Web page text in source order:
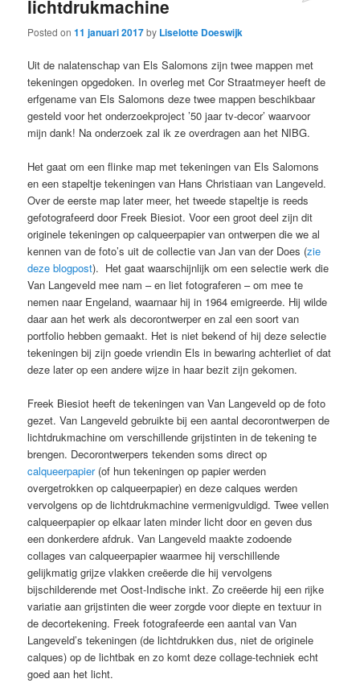
lichtdrukmachine
Posted on11 januari 2017by Liselotte Doeswijk
Uit de nalatenschap van Els Salomons zijn twee mappen met
tekeningen opgedoken. In overleg met Cor Straatmeyer heeft de
erfgename van Els Salomons deze twee mappen beschikbaar
gesteld voor het onderzoekproject ’50 jaar tv-decor’ waarvoor
mijn dank! Na onderzoek zal ik ze overdragen aan het NIBG.
Het gaat om een flinke map met tekeningen van Els Salomons
en een stapeltje tekeningen van Hans Christiaan van Langeveld.
Over de eerste map later meer, het tweede stapeltje is reeds
gefotografeerd door Freek Biesiot. Voor een groot deel zijn dit
originele tekeningen op calqueerpapier van ontwerpen die we al
kennen van de foto’s uit de collectie van Jan van der Does (zie
deze blogpost). Het gaat waarschijnlijk om een selectie werk die
Van Langeveld mee nam – en liet fotograferen – om mee te
nemen naar Engeland, waarnaar hij in 1964 emigreerde. Hij wilde
daar aan het werk als decorontwerper en zal een soort van
portfolio hebben gemaakt. Het is niet bekend of hij deze selectie
tekeningen bij zijn goede vriendin Els in bewaring achterliet of dat
deze later op een andere wijze in haar bezit zijn gekomen.
Freek Biesiot heeft de tekeningen van Van Langeveld op de foto
gezet. Van Langeveld gebruikte bij een aantal decorontwerpen de
lichtdrukmachine om verschillende grijstinten in de tekening te
brengen. Decorontwerpers tekenden soms direct op
calqueerpapier (of hun tekeningen op papier werden
overgetrokken op calqueerpapier) en deze calques werden
vervolgens op de lichtdrukmachine vermenigvuldigd. Twee vellen
calqueerpapier op elkaar laten minder licht door en geven dus
een donkerdere afdruk. Van Langeveld maakte zodoende
collages van calqueerpapier waarmee hij verschillende
gelijkmatig grijze vlakken creëerde die hij vervolgens
bijschilderende met Oost-Indische inkt. Zo creëerde hij een rijke
variatie aan grijstinten die weer zorgde voor diepte en textuur in
de decortekening. Freek fotografeerde een aantal van Van
Langeveld’s tekeningen (de lichtdrukken dus, niet de originele
calques) op de lichtbak en zo komt deze collage-techniek echt
goed aan het licht.